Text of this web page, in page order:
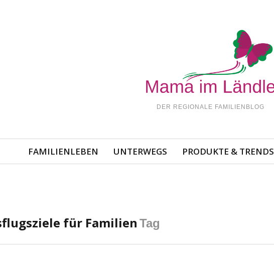
DER REGIONALE FAMILIENBLOG
FAMILIENLEBEN UNTERWEGS PRODUKTE & TRENDS
für Familien Tag